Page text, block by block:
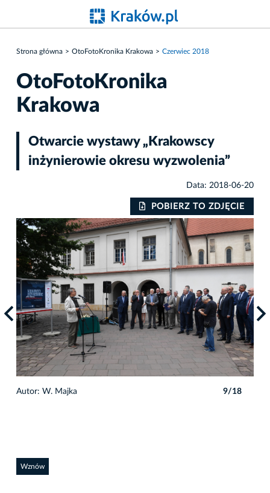
Strona główna OtoFotoKronika Krakowa Czerwiec 2018
OtoFotoKronika
Krakowa
Otwarcie wystawy „Krakowscy
inżynierowie okresu wyzwolenia”
Data: 2018-06-20
POBIERZ TO ZDJĘCIE
Autor: W. Majka 9/18
Wznów